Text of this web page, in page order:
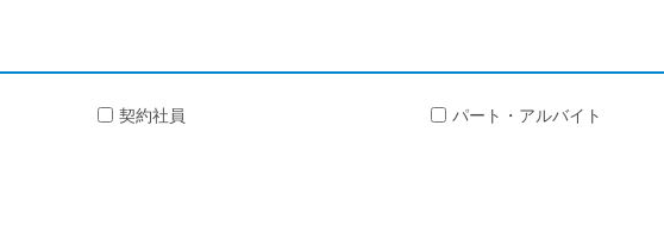
契約社員 パート・アルバイト